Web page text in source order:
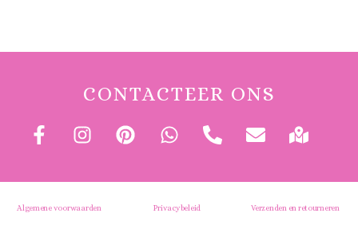
CONTACTEER ONS
Algemene voorwaarden Privacybeleid Verzenden en retourneren